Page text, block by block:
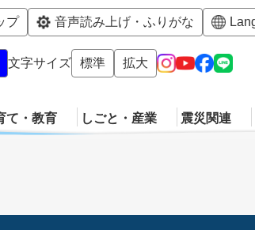
ューを飛ばして本文へ
プ 音声読み上げ・ふりがな
文字サイズ 標準 拡大
て・教育 しごと・産業 震災関連